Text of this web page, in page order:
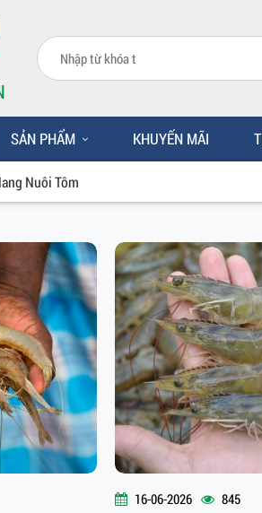
SẢN PHẨM KHUYẾN MÃI
Nuôi Tôm
16-06-2026 845